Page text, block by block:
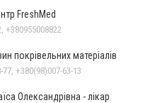
FreshMed
+380955008822
покрівельних матеріалів
77, +380(98)007-63-13
Олександрівна - лікар